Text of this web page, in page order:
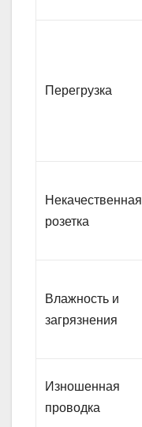
Перегрузка
Некачественная
розетка
Влажность и
загрязнения
Изношенная
проводка